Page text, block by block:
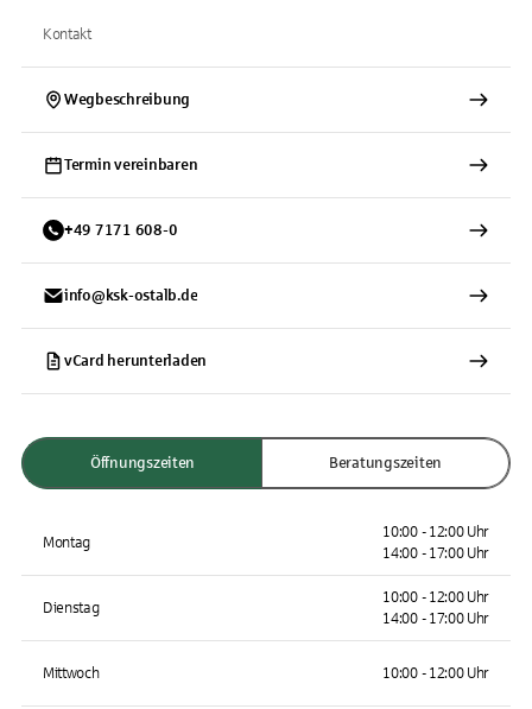
Kontakt
Wegbeschreibung
Termin vereinbaren
+49 7171 608-0
info@ksk-ostalb.de
vCard herunterladen
Öffnungszeiten Beratungszeiten
Montag
10:00 - 12:00 Uhr
14:00 - 17:00 Uhr
Dienstag
10:00 - 12:00 Uhr
14:00 - 17:00 Uhr
Mittwoch 10:00 - 12:00 Uhr